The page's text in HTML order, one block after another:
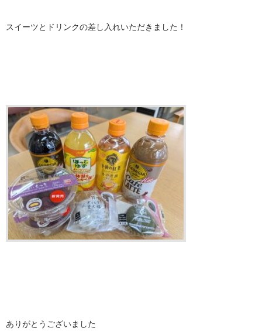
スイーツとドリンクの差し入れいただきました！
ありがとうございました